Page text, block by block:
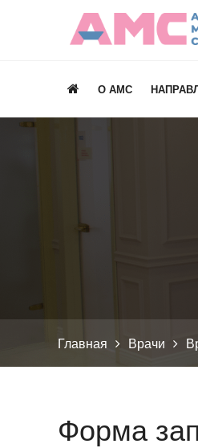
О AMC
Главная Врачи
Форма